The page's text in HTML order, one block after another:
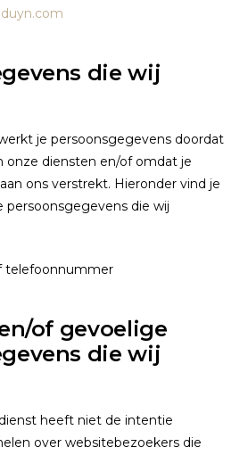
die wij
je persoonsgegevens doordat
onze diensten en/of omdat je
ons verstrekt. Hieronder vind je
persoonsgegevens die wij
telefoonnummer
of gevoelige
die wij
heeft niet de intentie
over websitebezoekers die